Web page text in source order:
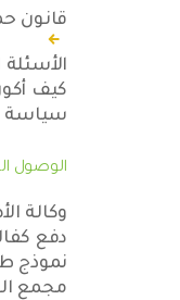
قانون
كيف
سياسة
الوصول
وكالة
دفع
نموذج
مجمع